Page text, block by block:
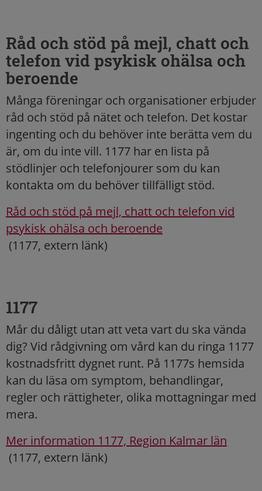
Råd och stöd på mejl, chatt och
telefon vid psykisk ohälsa och
beroende
Många föreningar och organisationer erbjuder
råd och stöd på nätet och telefon. Det kostar
ingenting och du behöver inte berätta vem du
är, om du inte vill. 1177 har en lista på
stödlinjer och telefonjourer som du kan
kontakta om du behöver tillfälligt stöd.
Råd och stöd på mejl, chatt och telefon vid
psykisk ohälsa och beroende
(1177, extern länk)
1177
Mår du dåligt utan att veta vart du ska vända
dig? Vid rådgivning om vård kan du ringa 1177
kostnadsfritt dygnet runt. På 1177s hemsida
kan du läsa om symptom, behandlingar,
regler och rättigheter, olika mottagningar med
mera.
Mer information 1177, Region Kalmar län
(1177, extern länk)